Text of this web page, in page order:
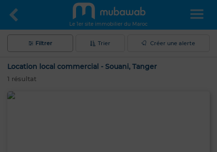
Le 1er site immobilier du Maroc
Filtrer Trier Créer une alerte
Location local commercial - Souani, Tanger
1 résultat